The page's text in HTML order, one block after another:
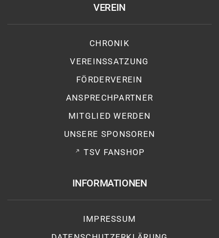
VEREIN
CHRONIK
VEREINSSATZUNG
FÖRDERVEREIN
ANSPRECHPARTNER
MITGLIED WERDEN
UNSERE SPONSOREN
TSV FANSHOP
INFORMATIONEN
IMPRESSUM